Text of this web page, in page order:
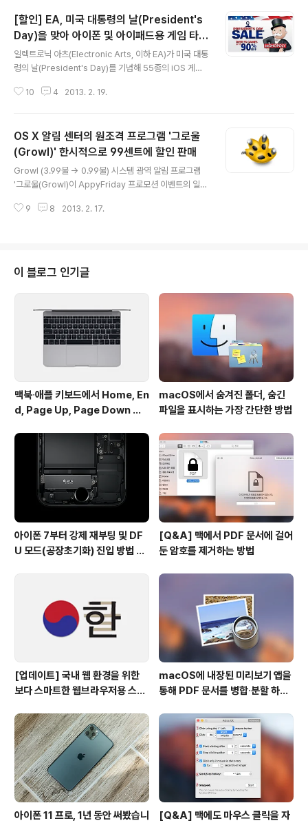
[할인] EA, 미국 대통령의 날(President's
Day)을 맞아 아이폰 및 아이패드용 게임 타이
틀 최대 90% 할인
일렉트로닉 아츠(Electronic Arts, 이하 EA)가 미국 대통
령의 날(President's Day)를 기념해 55종의 iOS 게임
이틀은 할인 품목에 빠져 있으나 니드 포 스피드: 모스트 원
노리고 계셨던 분들에게 좋은 기회가 될것같습니다 :-) 애
플스토어 단축 URL아래 링크로 접속하시면 EA사의 게임
타이틀을 아이튠스에서 한눈에 보실 수 있습니다. http://a
ppstore.com/electronicarts* AppStore.com 단
축 URL 서비스가 이래서 좋군요^^ (➥ 관련 글) 아이폰용
Battlefield: B..
10 4 2013. 2. 19.
OS X 알림 센터의 원조격 프로그램 '그로울
(Growl)' 한시적으로 99센트에 할인 판매
Growl (3.99불 → 0.99불) 시스템 광역 알림 프로그램
'그로울(Growl)이 AppyFriday 프로모션 이벤트의 일환
판매되고 있습니다. 이는 지난 2011년에 유료화된 이후로
입니다. 2004년도에 처음 대중에 소개된 이후로 장장 7년
이라는 세월 동안 꾸준히 개량에 개량을 거듭해 오며 '맥 사
용자들이 무조건 설치해야 할 응용 프로그램 1순위'에 이름
을 올려왔지만… 2011년 말에 전격적으로 유료 판매 체제
로 돌아서면서... 또, 그로울을 대체할 수 있는 알림 센터(N
9 8 2013. 2. 17.
이 블로그 인기글
맥북∙애플 키보드에서 Home, En
d, Page Up, Page Down 키
macOS에서 숨겨진 폴더, 숨긴
파일을 표시하는 가장 간단한 방법
아이폰 7부터 강제 재부팅 및 DF
U 모드(공장초기화) 진입 방법 변
[Q&A] 맥에서 PDF 문서에 걸어
둔 암호를 제거하는 방법
[업데이트] 국내 웹 환경을 위한
보다 스마트한 웹브라우저용 스타
macOS에 내장된 미리보기 앱을
통해 PDF 문서를 병합∙분할 하는
아이폰 11 프로, 1년 동안 써봤습니 [Q&A] 맥에도 마우스 클릭을 자